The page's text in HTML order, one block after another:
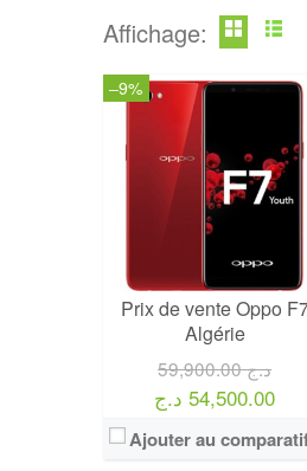
Affichage:
–9%
Prix de vente Oppo
Algérie
59,900.00 د.ج
54,500.00 د.ج
Ajouter au